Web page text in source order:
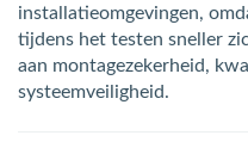
installatieomgevingen,
tijdens het testen sneller
aan montagezekerheid,
systeemveiligheid.